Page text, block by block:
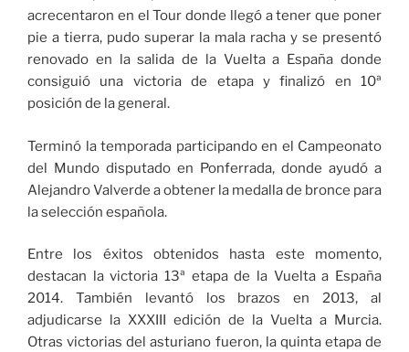
acrecentaron en el Tour donde llegó a tener que poner
pie a tierra, pudo superar la mala racha y se presentó
renovado en la salida de la Vuelta a España donde
consiguió una victoria de etapa y finalizó en 10ª
posición de la general.
Terminó la temporada participando en el Campeonato
del Mundo disputado en Ponferrada, donde ayudó a
Alejandro Valverde a obtener la medalla de bronce para
la selección española.
Entre los éxitos obtenidos hasta este momento,
destacan la victoria 13ª etapa de la Vuelta a España
2014. También levantó los brazos en 2013, al
adjudicarse la XXXIII edición de la Vuelta a Murcia.
Otras victorias del asturiano fueron, la quinta etapa de